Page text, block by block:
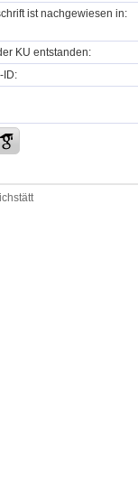
ist nachgewiesen in:
KU entstanden:
ID: